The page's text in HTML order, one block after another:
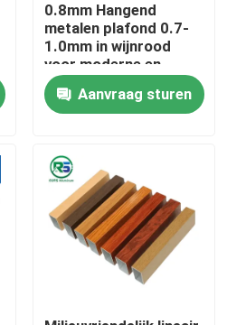
0.8mm Hangend
metalen plafond 0.7-
1.0mm in wijnrood
voor moderne en
eenvoudige decoratie
Aanvraag sturen